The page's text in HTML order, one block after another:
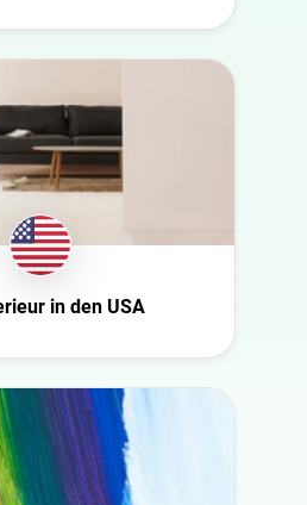
Infrastruktur
Interieur
Kultur
Kunst
Natur
Politik
Technologie
Tiere
Wissenschaft
in den USA